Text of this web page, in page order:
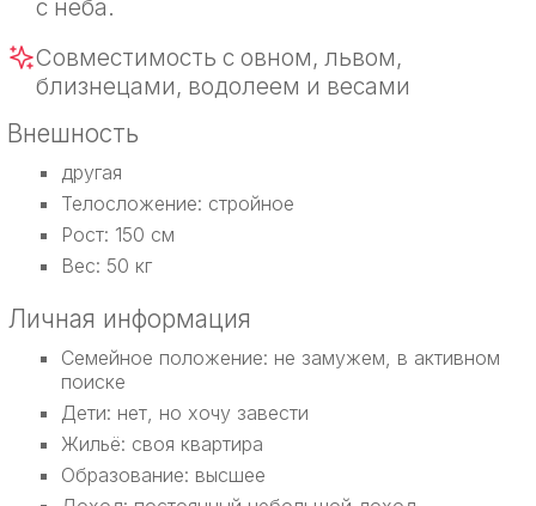
с неба.
Совместимость с овном, львом,
близнецами, водолеем и весами
Внешность
другая
Телосложение: стройное
Рост: 150 см
Вес: 50 кг
Личная информация
Семейное положение: не замужем, в активном
поиске
Дети: нет, но хочу завести
Жильё: своя квартира
Образование: высшее